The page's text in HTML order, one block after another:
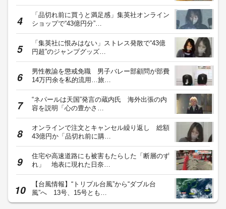
「品切れ前に買うと満足感」集英社オンライン
ショップで“43億円分”…
「集英社に恨みはない」ストレス発散で“43億
円超”のジャンプグッズ…
男性教諭を懲戒免職 男子バレー部顧問が部費
14万円余を私的流用…旅…
“ネパールは天国”発言の蔵内氏 海外出張の内
容を説明「心の豊かさ…
オンラインで注文とキャンセル繰り返し 総額
43億円か「品切れ前に購…
住宅や高速道路にも被害もたらした「断層のず
れ」 地表に現れた日奈…
【台風情報】“トリプル台風”から“ダブル台
風”へ 13号、15号とも…